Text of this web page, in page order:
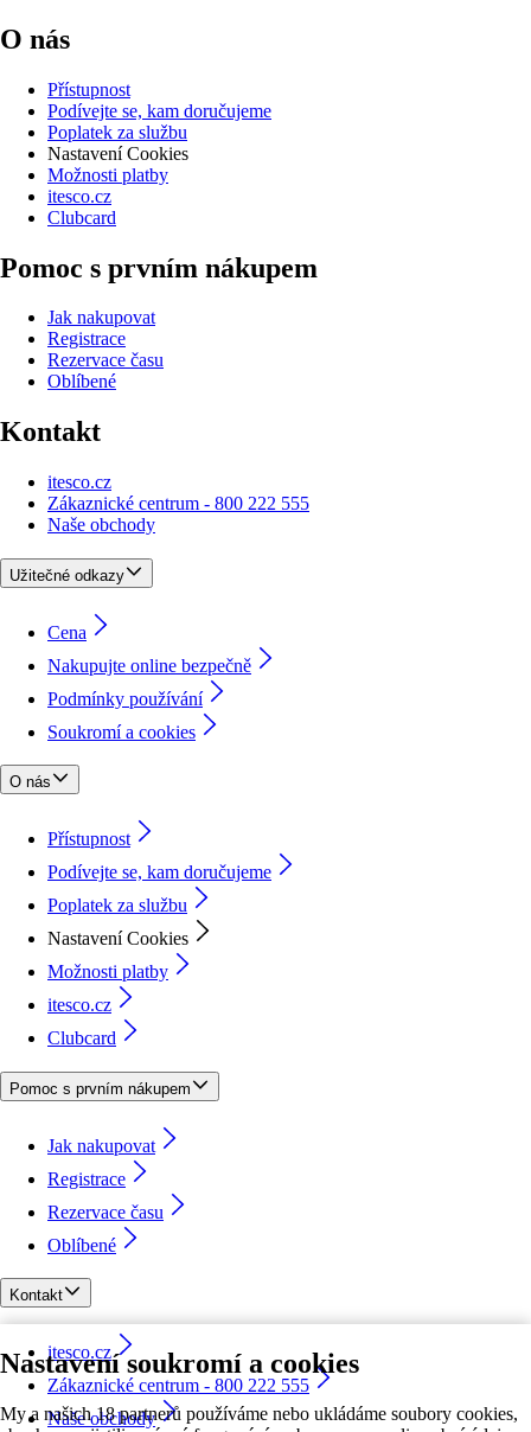
Nastavení soukromí a cookies
My a našich 18 partnerů používáme nebo ukládáme soubory cookies,
O nás
Přístupnost
Podívejte se, kam doručujeme
Poplatek za službu
Nastavení Cookies
Možnosti platby
itesco.cz
Clubcard
Pomoc s prvním nákupem
Jak nakupovat
Registrace
Rezervace času
Oblíbené
Kontakt
itesco.cz
Zákaznické centrum - 800 222 555
Naše obchody
Užitečné odkazy
Cena
Nakupujte online bezpečně
Podmínky používání
Soukromí a cookies
O nás
Přístupnost
Podívejte se, kam doručujeme
Poplatek za službu
Nastavení Cookies
Možnosti platby
itesco.cz
Clubcard
Pomoc s prvním nákupem
Jak nakupovat
Registrace
Rezervace času
Oblíbené
Kontakt
itesco.cz
Zákaznické centrum - 800 222 555
Naše obchody